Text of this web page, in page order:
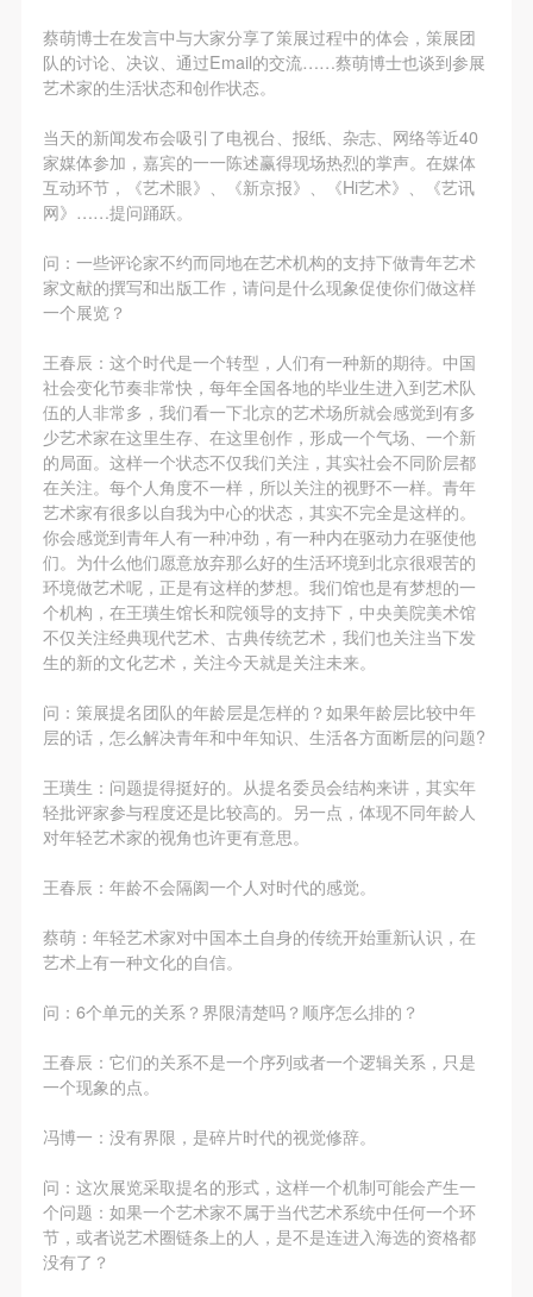
蔡萌博士在发言中与大家分享了策展过程中的体会，策展团
队的讨论、决议、通过Email的交流……蔡萌博士也谈到参展
艺术家的生活状态和创作状态。
当天的新闻发布会吸引了电视台、报纸、杂志、网络等近40
家媒体参加，嘉宾的一一陈述赢得现场热烈的掌声。在媒体
互动环节，《艺术眼》、《新京报》、《Hi艺术》、《艺讯
网》……提问踊跃。
问： 一些评论家不约而同地在艺术机构的支持下做青年艺术
家文献的撰写和出版工作，请问是什么现象促使你们做这样
一个展览？
王春辰： 这个时代是一个转型，人们有一种新的期待。中国
社会变化节奏非常快，每年全国各地的毕业生进入到艺术队
伍的人非常多，我们看一下北京的艺术场所就会感觉到有多
少艺术家在这里生存、在这里创作，形成一个气场、一个新
的局面。这样一个状态不仅我们关注，其实社会不同阶层都
在关注。每个人角度不一样，所以关注的视野不一样。青年
艺术家有很多以自我为中心的状态，其实不完全是这样的。
你会感觉到青年人有一种冲劲，有一种内在驱动力在驱使他
们。为什么他们愿意放弃那么好的生活环境到北京很艰苦的
环境做艺术呢，正是有这样的梦想。我们馆也是有梦想的一
个机构，在王璜生馆长和院领导的支持下，中央美院美术馆
不仅关注经典现代艺术、古典传统艺术，我们也关注当下发
生的新的文化艺术，关注今天就是关注未来。
问： 策展提名团队的年龄层是怎样的？如果年龄层比较中年
层的话，怎么解决青年和中年知识、生活各方面断层的问题?
王璜生： 问题提得挺好的。从提名委员会结构来讲，其实年
轻批评家参与程度还是比较高的。另一点，体现不同年龄人
对年轻艺术家的视角也许更有意思。
王春辰： 年龄不会隔阂一个人对时代的感觉。
蔡萌： 年轻艺术家对中国本土自身的传统开始重新认识，在
艺术上有一种文化的自信。
问： 6个单元的关系？界限清楚吗？顺序怎么排的？
王春辰： 它们的关系不是一个序列或者一个逻辑关系，只是
一个现象的点。
冯博一： 没有界限，是碎片时代的视觉修辞。
问： 这次展览采取提名的形式，这样一个机制可能会产生一
个问题：如果一个艺术家不属于当代艺术系统中任何一个环
节，或者说艺术圈链条上的人，是不是连进入海选的资格都
没有了？
性、专业性、国际化的现代公共美术馆。中央美术学
院美术馆与时代同行，努力塑造一个开放、自由、学
和观众进行良好互动。以学院的学术研究为基础，积
极策划国际、国内多视角、多领域的展览、论坛及公
共教育活动，为美院师生、中外艺术家以及社会公众
单位，其开展的公共教育活动以学术性和公益性为
主。
有公教活动。
二、拍摄内容、使用形式、使用地域范围
（1）、拍摄内容 乙方拍摄的带有甲方肖像的作品内
容包括：①中央美术学院美术馆②中央美术学院校园
内○3由中央美术学院公共教育部策划或执行的一切活
动。
（2）、使用形式 用于中央美术学院图书出版、销售
附带光盘及宣传资料。
（3）、使用地域范围
适用地域范围包括国内和国外。
使用肖像的媒介限于不损害甲方肖像权的任何媒介
（如杂志、网络等）。
三、肖像权使用期限
永久使用。
四、许可使用费用
带有甲方肖像作品的拍摄费用由乙方承担。
费用。
（1）、本协议未尽事宜，经双方友好协商后可作为
（2）、本协议自甲乙双方签字（盖章）、勾选之日
（3）、本协议包括纸质档和电子档，纸质档—式二
份，甲乙双方各执一份，均具有同等法律效力。
活动参与者意味着接受并承担本协议的全部义务，未
同意者意味着放弃参加此次活动的权利。凡参加这次
活动前，必须事先与自己的家属沟通，取得家属同
性、专业性、国际化的现代公共美术馆。中央美术学
院美术馆与时代同行，努力塑造一个开放、自由、学
和观众进行良好互动。以学院的学术研究为基础，积
极策划国际、国内多视角、多领域的展览、论坛及公
共教育活动，为美院师生、中外艺术家以及社会公众
单位，其开展的公共教育活动以学术性和公益性为
主。
有公教活动。
二、拍摄内容、使用形式、使用地域范围
（1）、拍摄内容 乙方拍摄的带有甲方肖像的作品内
容包括：①中央美术学院美术馆②中央美术学院校园
内○3由中央美术学院公共教育部策划或执行的一切活
动。
（2）、使用形式 用于中央美术学院图书出版、销售
附带光盘及宣传资料。
（3）、使用地域范围
适用地域范围包括国内和国外。
使用肖像的媒介限于不损害甲方肖像权的任何媒介
（如杂志、网络等）。
三、肖像权使用期限
永久使用。
四、许可使用费用
带有甲方肖像作品的拍摄费用由乙方承担。
费用。
（1）、本协议未尽事宜，经双方友好协商后可作为
（2）、本协议自甲乙双方签字（盖章）、勾选之日
（3）、本协议包括纸质档和电子档，纸质档—式二
份，甲乙双方各执一份，均具有同等法律效力。
活动参与者意味着接受并承担本协议的全部义务，未
同意者意味着放弃参加此次活动的权利。凡参加这次
活动前，必须事先与自己的家属沟通，取得家属同
性、专业性、国际化的现代公共美术馆。中央美术学
院美术馆与时代同行，努力塑造一个开放、自由、学
和观众进行良好互动。以学院的学术研究为基础，积
极策划国际、国内多视角、多领域的展览、论坛及公
共教育活动，为美院师生、中外艺术家以及社会公众
单位，其开展的公共教育活动以学术性和公益性为
主。
有公教活动。
二、拍摄内容、使用形式、使用地域范围
（1）、拍摄内容 乙方拍摄的带有甲方肖像的作品内
容包括：①中央美术学院美术馆②中央美术学院校园
内○3由中央美术学院公共教育部策划或执行的一切活
动。
（2）、使用形式 用于中央美术学院图书出版、销售
附带光盘及宣传资料。
（3）、使用地域范围
适用地域范围包括国内和国外。
使用肖像的媒介限于不损害甲方肖像权的任何媒介
（如杂志、网络等）。
三、肖像权使用期限
永久使用。
四、许可使用费用
带有甲方肖像作品的拍摄费用由乙方承担。
费用。
（1）、本协议未尽事宜，经双方友好协商后可作为
（2）、本协议自甲乙双方签字（盖章）、勾选之日
（3）、本协议包括纸质档和电子档，纸质档—式二
份，甲乙双方各执一份，均具有同等法律效力。
活动参与者意味着接受并承担本协议的全部义务，未
同意者意味着放弃参加此次活动的权利。凡参加这次
活动前，必须事先与自己的家属沟通，取得家属同
验证码
登录
可使用雅昌艺术网会员账户登录